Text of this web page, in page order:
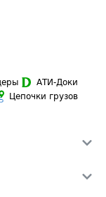
АТИ-Доки
Цепочки грузов